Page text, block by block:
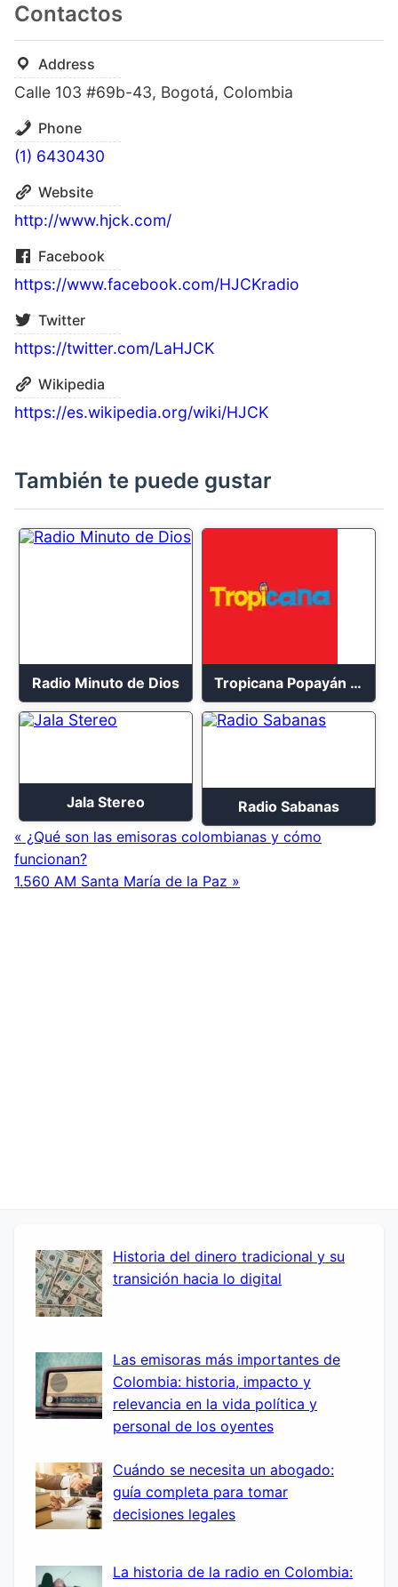
Historia del dinero tradicional y su
transición hacia lo digital
Las emisoras más importantes de
Colombia: historia, impacto y
relevancia en la vida política y
personal de los oyentes
Cuándo se necesita un abogado:
guía completa para tomar
decisiones legales
La historia de la radio en Colombia:
Contactos
Address
Calle 103 #69b-43, Bogotá, Colombia
Phone
(1) 6430430
Website
http://www.hjck.com/
Facebook
https://www.facebook.com/HJCKradio
Twitter
https://twitter.com/LaHJCK
Wikipedia
https://es.wikipedia.org/wiki/HJCK
También te puede gustar
Radio Minuto de Dios Tropicana Popayán en vivo 106.1 FM
Jala Stereo
Radio Sabanas
« ¿Qué son las emisoras colombianas y cómo
funcionan?
1.560 AM Santa María de la Paz »